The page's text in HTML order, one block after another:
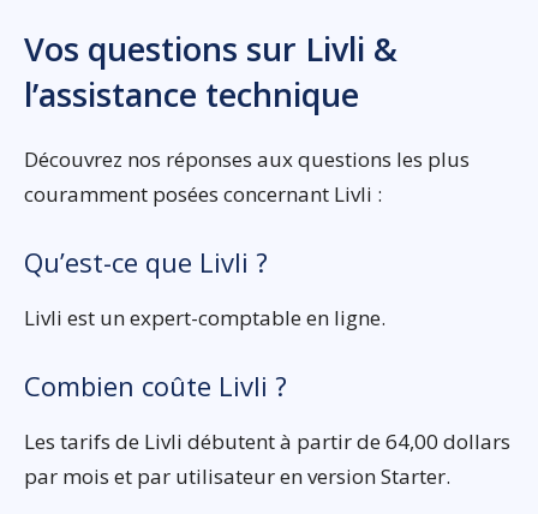
Vos questions sur Livli &
l’assistance technique
Découvrez nos réponses aux questions les plus
couramment posées concernant Livli :
Qu’est-ce que Livli ?
Livli est un expert-comptable en ligne.
Combien coûte Livli ?
Les tarifs de Livli débutent à partir de 64,00 dollars
par mois et par utilisateur en version Starter.